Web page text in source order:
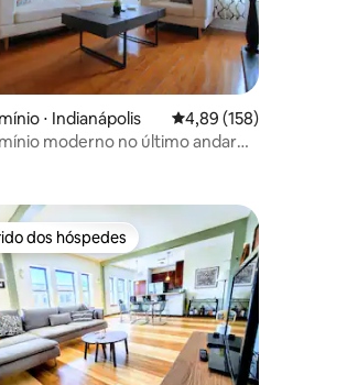
média de 5, 156 avaliações
⋅ Indianápolis 4,89 de uma avaliação
4,89 (158)
moderno no último andar
dos hóspedes
dos hóspedes